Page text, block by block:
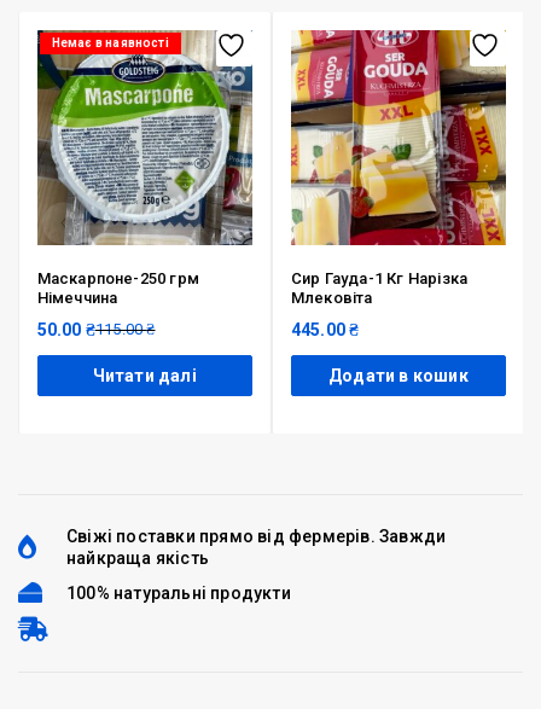
Немає в наявності
Маскарпоне-250 грм
Німеччина
115.00₴
50.00 ₴
Читати далі
Сир Гауда-1 Кг Нарізка
Млековіта
445.00₴
Додати в кошик
Свіжі поставки прямо від фермерів. Завжди
найкраща якість
100% натуральні продукти